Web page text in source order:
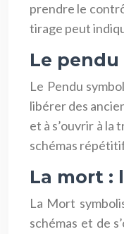
prendre le
tirage peut
Le
Le Pendu
libérer des
et à s’ouvrir à
schémas
La mort :
La Mort
schémas et de